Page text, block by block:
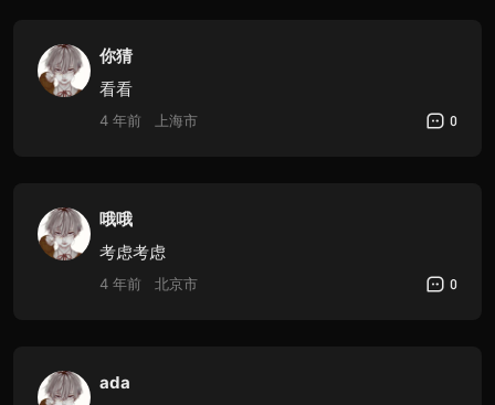
你猜
看看
4 年前 上海市 0
哦哦
考虑考虑
4 年前 北京市 0
ada